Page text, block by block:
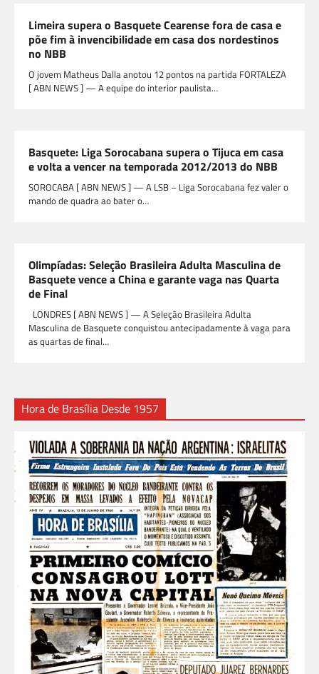
Limeira supera o Basquete Cearense fora de casa e
põe fim à invencibilidade em casa dos nordestinos
no NBB
O jovem Matheus Dalla anotou 12 pontos na partida FORTALEZA
[ ABN NEWS ] — A equipe do interior paulista…
Basquete: Liga Sorocabana supera o Tijuca em casa
e volta a vencer na temporada 2012/2013 do NBB
SOROCABA [ ABN NEWS ] — A LSB – Liga Sorocabana fez valer o
mando de quadra ao bater o…
Olimpíadas: Seleção Brasileira Adulta Masculina de
Basquete vence a China e garante vaga nas Quarta
de Final
LONDRES [ ABN NEWS ] — A Seleção Brasileira Adulta
Masculina de Basquete conquistou antecipadamente à vaga para
as quartas de final…
Hora de Brasília Desde 1957